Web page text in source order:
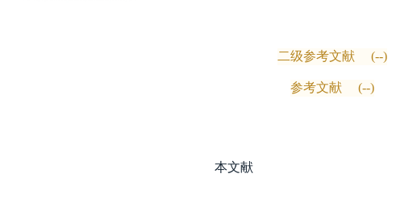
二级参考文献 (--)
参考文献 (--)
本文献